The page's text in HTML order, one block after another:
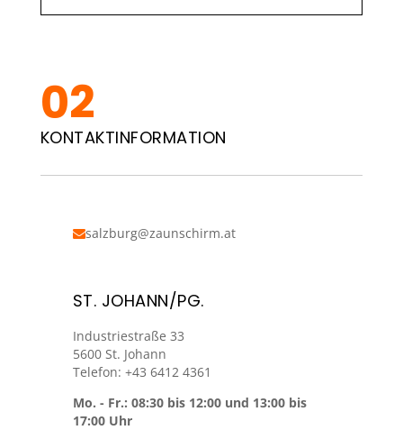
KONTAKTINFORMATION
salzburg@zaunschirm.at
ST. JOHANN/PG.
Industriestraße 33
5600 St. Johann
Telefon: +43 6412 4361
Mo. - Fr.: 08:30 bis 12:00 und 13:00 bis
17:00 Uhr